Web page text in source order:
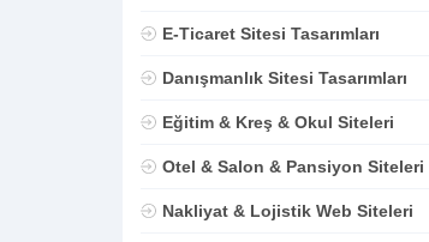
E-Ticaret Sitesi Tasarımları
Danışmanlık Sitesi Tasarımları
Eğitim & Kreş & Okul Siteleri
Otel & Salon & Pansiyon Siteleri
Nakliyat & Lojistik Web Siteleri